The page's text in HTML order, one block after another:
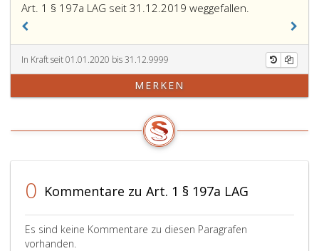
Art. 1 § 197a LAG seit 31.12.2019 weggefallen.
In Kraft seit 01.01.2020 bis 31.12.9999
MERKEN
0 Kommentare zu Art. 1 § 197a LAG
Es sind keine Kommentare zu diesen Paragrafen
vorhanden.